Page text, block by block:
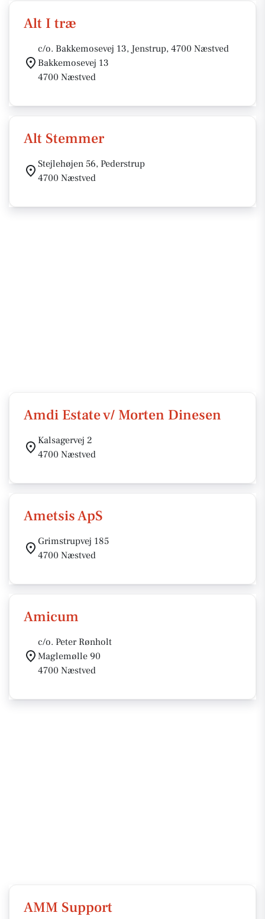
Alt I træ
c/o. Bakkemosevej 13, Jenstrup, 4700 Næstved
Bakkemosevej 13
4700 Næstved
Alt Stemmer
Stejlehøjen 56, Pederstrup
4700 Næstved
Amdi Estate v/ Morten Dinesen
Kalsagervej 2
4700 Næstved
Ametsis ApS
Grimstrupvej 185
4700 Næstved
Amicum
c/o. Peter Rønholt
Maglemølle 90
4700 Næstved
AMM Support